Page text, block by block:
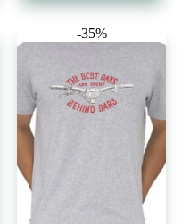
meerdere
Deze
gekozen
worden
-35%